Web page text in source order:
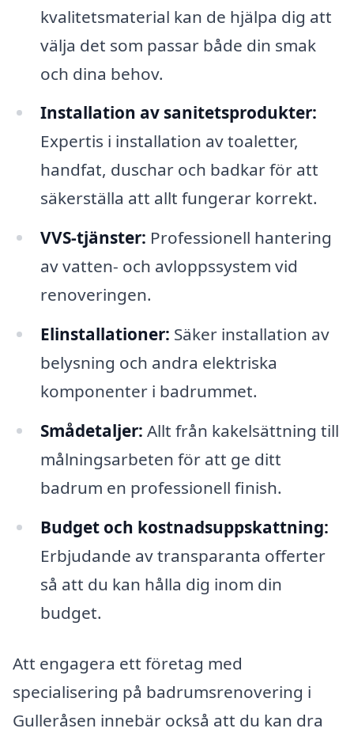
kvalitetsmaterial kan de hjälpa dig att
välja det som passar både din smak
och dina behov.
Installation av sanitetsprodukter:
Expertis i installation av toaletter,
handfat, duschar och badkar för att
säkerställa att allt fungerar korrekt.
VVS-tjänster: Professionell hantering
av vatten- och avloppssystem vid
renoveringen.
Elinstallationer: Säker installation av
belysning och andra elektriska
komponenter i badrummet.
Smådetaljer: Allt från kakelsättning till
målningsarbeten för att ge ditt
badrum en professionell finish.
Budget och kostnadsuppskattning:
Erbjudande av transparanta offerter
så att du kan hålla dig inom din
budget.
Att engagera ett företag med
specialisering på badrumsrenovering i
Gulleråsen innebär också att du kan dra